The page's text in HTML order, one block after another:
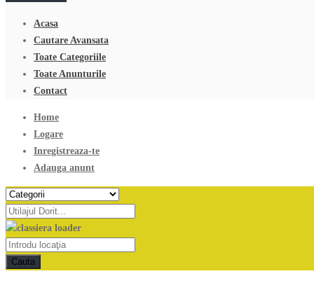
Acasa
Cautare Avansata
Toate Categoriile
Toate Anunturile
Contact
Home
Logare
Inregistreaza-te
Adauga anunt
Cauta